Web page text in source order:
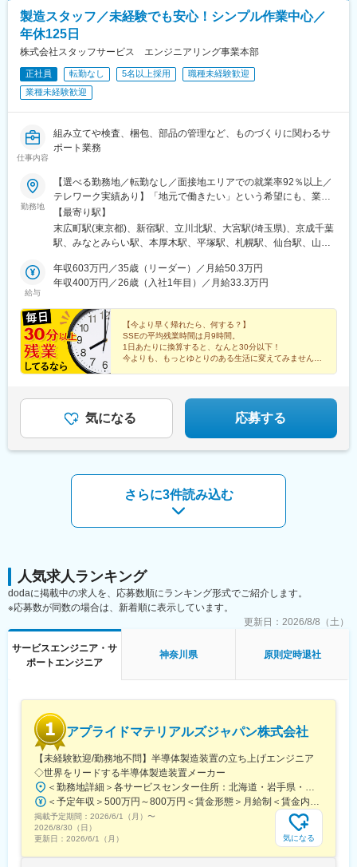
営業と連携して工事やメンテナンスを行うことが多く、協力しな
がら業務を進めます。
■業務詳細
（床用マットや牛用ベッド、ストールなど）の設置が主な業務で
す。
も力を入れています。
こうした製品品質とアフターサポートの評価により、酪農家の方
■研修
担当エリアの先輩社員からの長期的なOJTや定期的な研修を行っ
ています。
1年目は補助的な仕事を、2年目以降は徐々にメインの仕事を任せ
ていきます。必要に応じてアメリカやメーカーを招致しての国内
での実地研修や勉強会にも参加いただきます。
・作業は日中から夕方が中心で、夜間の呼び出しはなく、不規則
な勤務にはなりません。緊急時の土日作業には代休を取得いただ
きます。
・社用車による直行直帰が基本です。栃木を拠点に東北～東海・
北陸までを日帰りまたは泊まり（月10日程度）で訪問します。
・技術職は全国で6名。関東エリアでは経験豊富なスタッフのも
と、実務を通じて技術を習得できます。
・営業メンバーも含めた全体会議や大規模な工事対応など、他部
署と協力する機会も多く、コミュニケーションを取りやすい職場
変更の範囲：会社の定める業務
製造スタッフ／未経験でも安心！シンプル作業中心／
年休125日
株式会社スタッフサービス エンジニアリング事業本部
正社員 転勤なし 5名以上採用
職種未経験歓迎
業種未経験歓迎
仕事内容
組み立てや検査、梱包、部品の管理など、ものづくりに関わるサ
ポート業務
勤務地
【選べる勤務地／転勤なし／面接地エリアでの就業率92％以上／
テレワーク実績あり】「地元で働きたい」という希望にも、業界
トップクラスの取引事業所数約7,000件&プロジェクト数80,000件
の中から検討します。⇒勤務地は北海道・東北・北陸・関東・東
海・関西・中国・四国・九州の各都道府県のプロジェクト先※U・I
OK（エリア・プロジェクトによって変動）※寮／社宅制度など福
利厚生も充実しています※最終的な就業先は、希望・スキル・経験
タ自動車／日産自動車／本田技研工業／デンソー／アイシン◎情
報端末・家電日立製作所／東芝／三菱電機／パナソニック／富士
通◎航空・宇宙IHI／三菱重工業／川崎重工業受動喫煙対策：敷地
内原則禁煙（就業先によっては喫煙所有）
【最寄り駅】
末広町駅(東京都)、新宿駅、立川北駅、大宮駅(埼玉県)、京成千葉
駅、みなとみらい駅、本厚木駅、平塚駅、札幌駅、仙台駅、山形
駅、沼津駅、浜松駅、豊田市駅、近鉄名古屋駅、東岡崎駅、あす
なろう四日市駅、岐阜駅、富山駅、北鉄金沢駅、草津駅(滋賀県)、
前駅、紙屋町西駅、新山口駅、薬院駅、平和通駅、めがね橋駅、
水道町駅、郡山駅(福島県)、甲府駅、盛岡駅、大街道駅、新潟駅、
天文館通駅、東京駅、神田駅(東京都)、三鷹駅、赤坂駅(東京都)、
東池袋駅、茅場町駅、六本木駅、東新宿駅、池袋駅、日本橋駅(東
京都)、錦糸町駅、目黒駅、渋谷駅、品川駅、神谷町駅、大塚駅(東
都)、八丁堀駅(東京都)、有楽町駅、蒲田駅、中野坂上駅、東京テ
レポート駅、豊洲駅、御茶ノ水駅、五反田駅、飯田橋駅、恵比寿
駅、田町駅(東京都)、御徒町駅、東陽町駅、虎ノ門駅、西新宿駅、
水道橋駅、九段下駅、荻窪駅、亀戸駅、秋葉原駅、汐留駅、葛西
駅、藤沢駅、川崎駅、新高島駅、新横浜駅、愛甲石田駅、戸塚
駅、湘南台駅、天王町駅、武蔵小杉駅、南橋本駅、桜木町駅、南
林間駅、鶴見駅、新川崎駅、武蔵新城駅、小田原駅、善行駅、天
空橋駅、ＹＲＰ野比駅、新百合ケ丘駅、相原駅、京急新子安駅、
木更津駅、千葉みなと駅、新習志野駅、佐倉駅、松戸駅、西船橋
駅、さいたま新都心駅、川越駅、熊谷駅、浦和駅、狭山市駅、南
越谷駅、川口駅、東所沢駅、和光市駅、朝霞台駅、新越谷駅、久
喜駅、武蔵浦和駅、春日部駅、大阪駅、京橋駅(大阪府)、ＪＲ難波
駅、門真市駅、淀屋橋駅、北浜駅(大阪府)、肥後橋駅、江坂駅、東
三国駅、阿波座駅、南港東駅、中之島駅、四ツ橋駅、西三荘駅、
西中島南方駅、西梅田駅、本町駅、南森町駅、神戸駅(兵庫県)、尼
駅、大宮駅(京都府)、西大路駅、上鳥羽口駅、十条駅(京都府・近
鉄線)、向日町駅、淀駅、烏丸御池駅、六番町駅、北岡崎駅、今池
駅(愛知県)、ナゴヤドーム前矢田駅、高蔵寺駅、柏森駅、知立駅、
大府駅、鶴舞駅、栄駅(愛知県)、金山駅(愛知県)、伏見駅(愛知
県)、豊橋駅、大曽根駅、矢場町駅、藤が丘駅(愛知県)、刈谷駅、
千種駅、小牧原駅、東刈谷駅、土橋駅(愛知県)、新栄町駅(愛知
県)、日進駅(愛知県)、二川駅、丸の内駅(愛知県)、春日井駅(中央
本線)、東名古屋港駅、三河豊田駅、国府宮駅、国際センター駅、
小牧口駅、常滑駅、岩倉駅(愛知県)、三郷駅(愛知県)、三河安城
駅、稲沢駅、安城駅、共和駅、藤川駅、乙川駅、新金谷駅、三島
駅、掛川駅、新富士駅(静岡県)、藤枝駅、博多駅、小倉駅(福岡
県)、天神駅、呉服町駅(福岡県)、赤坂駅(福岡県)、天神南駅、渡辺
給与
年収603万円／35歳（リーダー）／月給50.3万円
年収400万円／26歳（入社1年目）／月給33.3万円
【今より早く帰れたら、何する？】
SSEの平均残業時間は月9時間。
1日あたりに換算すると、なんと30分以下！
今よりも、もっとゆとりのある生活に変えてみません
★未経験スタートの先輩多数
気になる 応募する
さらに3件読み込む
人気求人ランキング
dodaに掲載中の求人を、応募数順にランキング形式でご紹介します。
※応募数が同数の場合は、新着順に表示しています。
更新日： 2026/8/8（土）
サービスエンジニア・サ
ポートエンジニア
神奈川県 原則定時退社
アプライドマテリアルズジャパン株式会社
【未経験歓迎/勤務地不問】半導体製造装置の立ち上げエンジニア
◇世界をリードする半導体製造装置メーカー
掲載予定期間： 2026/6/1（月） 〜
2026/8/30（日）
更新日： 2026/6/1（月） 気になる